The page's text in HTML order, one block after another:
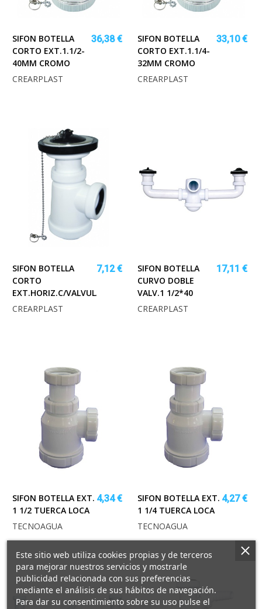
SIFON BOTELLA
CORTO EXT.1.1/2-
40MM CROMO
36,38 €
CREARPLAST
SIFON BOTELLA
CORTO EXT.1.1/4-
32MM CROMO
33,10 €
CREARPLAST
SIFON BOTELLA
CORTO
EXT.HORIZ.C/VALVULA
7,12 €
CREARPLAST
SIFON BOTELLA
CURVO DOBLE
VALV.1 1/2*40
17,11 €
CREARPLAST
SIFON BOTELLA EXT.
1 1/2 TUERCA LOCA
4,34 €
TECNOAGUA
SIFON BOTELLA EXT.
1 1/4 TUERCA LOCA
4,27 €
TECNOAGUA
Este sitio web utiliza cookies propias y de terceros
para mejorar nuestros servicios y mostrarle
publicidad relacionada con sus preferencias
mediante el análisis de sus hábitos de navegación.
Para dar su consentimiento sobre su uso pulse el